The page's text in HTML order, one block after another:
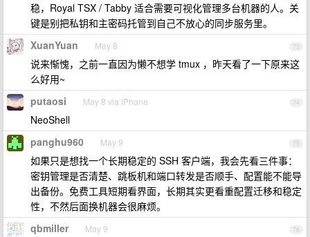
稳，Royal TSX / Tabby 适合需要可视化管理多台机器的人。关
键是别把私钥和主密码托管到自己不放心的同步服务里。
73
XuanYuan May 8
说来惭愧，之前一直因为懒不想学 tmux ，昨天看了一下原来这
么好用~
74
putaosi May 8 via iPhone
NeoShell
75
panghu960 May 9
如果只是想找一个长期稳定的 SSH 客户端，我会先看三件事：
密钥管理是否清楚、跳板机和端口转发是否顺手、配置能不能导
出备份。免费工具短期看界面，长期其实更看重配置迁移和稳定
性，不然后面换机器会很麻烦。
76
qbmiller May 9